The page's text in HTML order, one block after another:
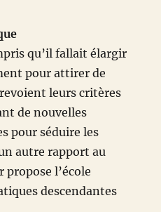
qu’il fallait élargir
pour attirer de
leurs critères
de nouvelles
pour séduire les
autre rapport au
propose l’école
descendantes